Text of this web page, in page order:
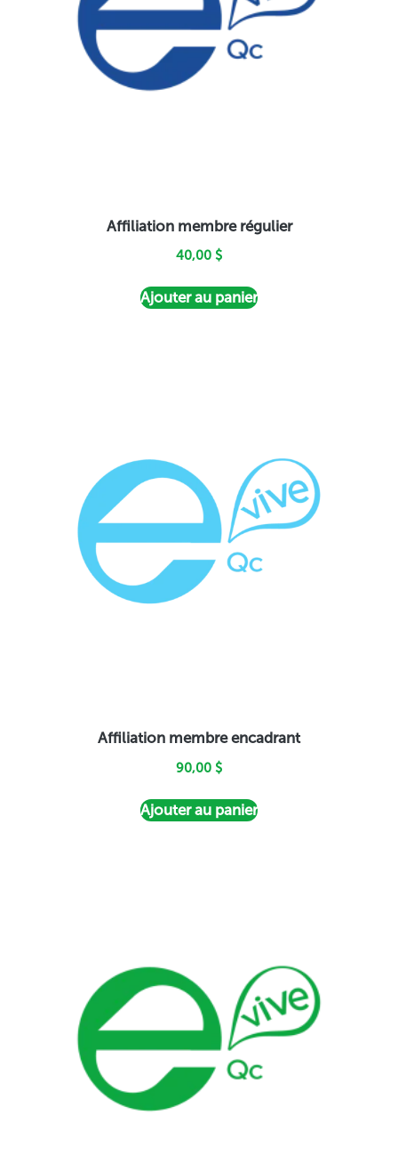
Affiliation membre régulier
40,00 $
Ajouter au panier
Affiliation membre encadrant
90,00 $
Ajouter au panier